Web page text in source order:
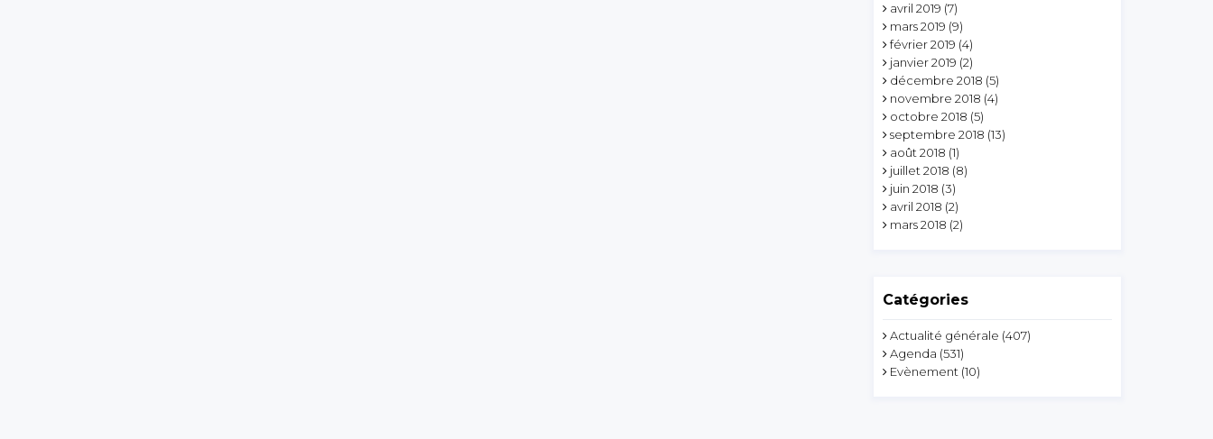
avril 2019 (7)
mars 2019 (9)
février 2019 (4)
janvier 2019 (2)
décembre 2018 (5)
novembre 2018 (4)
octobre 2018 (5)
septembre 2018 (13)
août 2018 (1)
juillet 2018 (8)
juin 2018 (3)
avril 2018 (2)
mars 2018 (2)
Catégories
Actualité générale (407)
Agenda (531)
Evènement (10)